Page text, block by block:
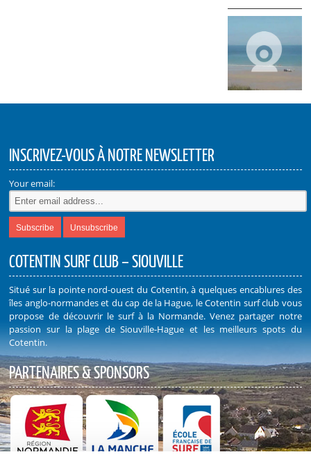
INSCRIVEZ-VOUS À NOTRE NEWSLETTER
Your email:
COTENTIN SURF CLUB – SIOUVILLE
Situé sur la pointe nord-ouest du Cotentin, à quelques encablures des
îles anglo-normandes et du cap de la Hague, le Cotentin surf club vous
propose de découvrir le surf à la Normande. Venez partager notre
passion sur la plage de Siouville-Hague et les meilleurs spots du
Cotentin.
PARTENAIRES & SPONSORS